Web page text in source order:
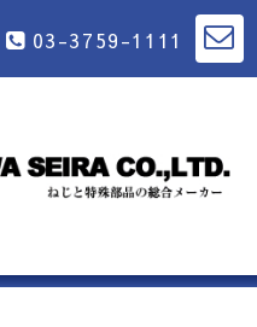
03-3759-1111